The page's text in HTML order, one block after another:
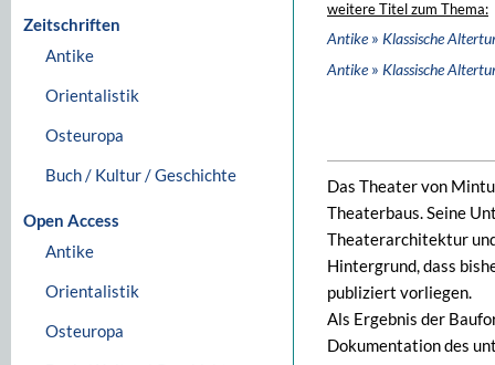
Zeitschriften
Antike
Orientalistik
Osteuropa
Buch / Kultur / Geschichte
Open Access
Antike
Orientalistik
Osteuropa
weitere Titel zum Thema:
Antike» Klassische
Antike» Klassische
Das Theater von
Theaterbaus. Seine
Theaterarchitektur
Hintergrund, dass
publiziert vorliegen.
Als Ergebnis der
Dokumentation des